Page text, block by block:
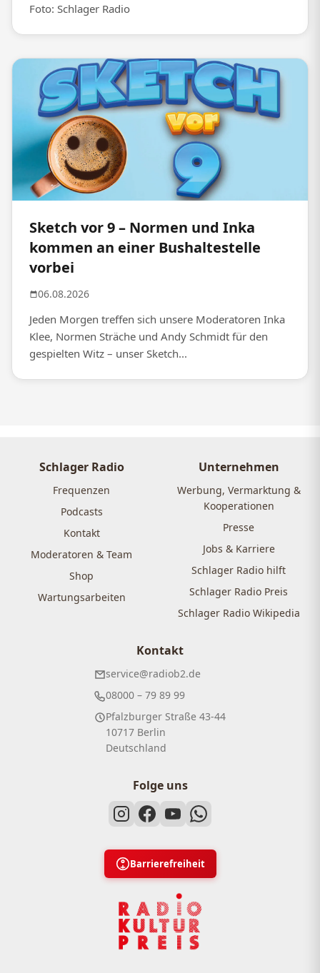
Foto: Schlager Radio
Sketch vor 9 – Normen und Inka
kommen an einer Bushaltestelle
vorbei
06.08.2026
Jeden Morgen treffen sich unsere Moderatoren Inka
Klee, Normen Sträche und Andy Schmidt für den
gespielten Witz – unser Sketch...
Schlager Radio
Frequenzen
Podcasts
Kontakt
Moderatoren & Team
Shop
Wartungsarbeiten
Unternehmen
Werbung, Vermarktung &
Kooperationen
Presse
Jobs & Karriere
Schlager Radio hilft
Schlager Radio Preis
Schlager Radio Wikipedia
Kontakt
service@radiob2.de
08000 – 79 89 99
Pfalzburger Straße 43-44
10717 Berlin
Deutschland
Folge uns
Barrierefreiheit